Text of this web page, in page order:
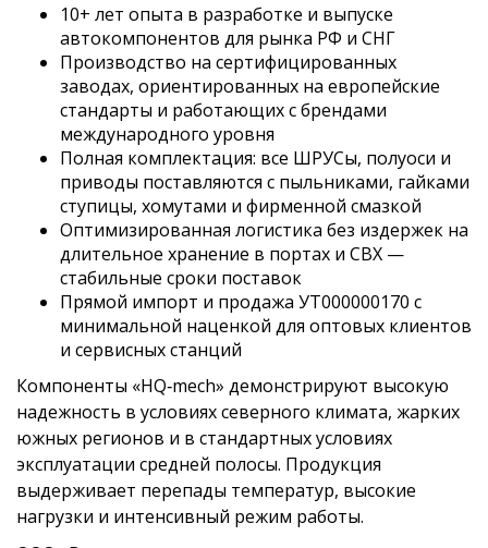
10+ лет опыта в разработке и выпуске
автокомпонентов для рынка РФ и СНГ
Производство на сертифицированных
заводах, ориентированных на европейские
стандарты и работающих с брендами
международного уровня
Полная комплектация: все ШРУСы, полуоси и
приводы поставляются с пыльниками, гайками
ступицы, хомутами и фирменной смазкой
Оптимизированная логистика без издержек на
длительное хранение в портах и СВХ —
стабильные сроки поставок
Прямой импорт и продажа УТ000000170 с
минимальной наценкой для оптовых клиентов
и сервисных станций
Компоненты «HQ‑mech» демонстрируют высокую
надежность в условиях северного климата, жарких
южных регионов и в стандартных условиях
эксплуатации средней полосы. Продукция
выдерживает перепады температур, высокие
нагрузки и интенсивный режим работы.